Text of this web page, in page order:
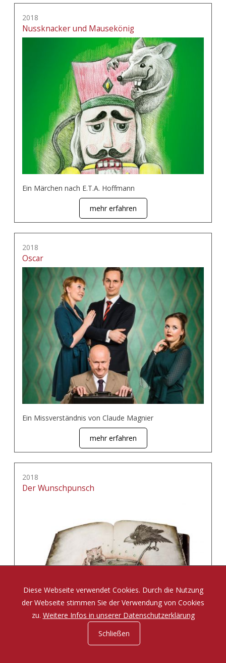
2018
Nussknacker und Mausekönig
Ein Märchen nach E.T.A. Hoffmann
mehr erfahren
2018
Oscar
Ein Missverständnis von Claude Magnier
mehr erfahren
2018
Der Wunschpunsch
Eine Zauberposse von Michael Ende
Diese Webseite verwendet Cookies. Durch die Nutzung
der Webseite stimmen Sie der Verwendung von Cookies
zu. Weitere Infos in unserer Datenschutzerklärung
Schließen